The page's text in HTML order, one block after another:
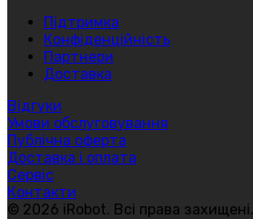
Підтримка
Конфіденційність
Партнери
Доставка
Відгуки
Умови обслуговування
Публічна оферта
Доставка і оплата
Сервіс
Контакти
© 2026 iRobot. Всі права захищені.